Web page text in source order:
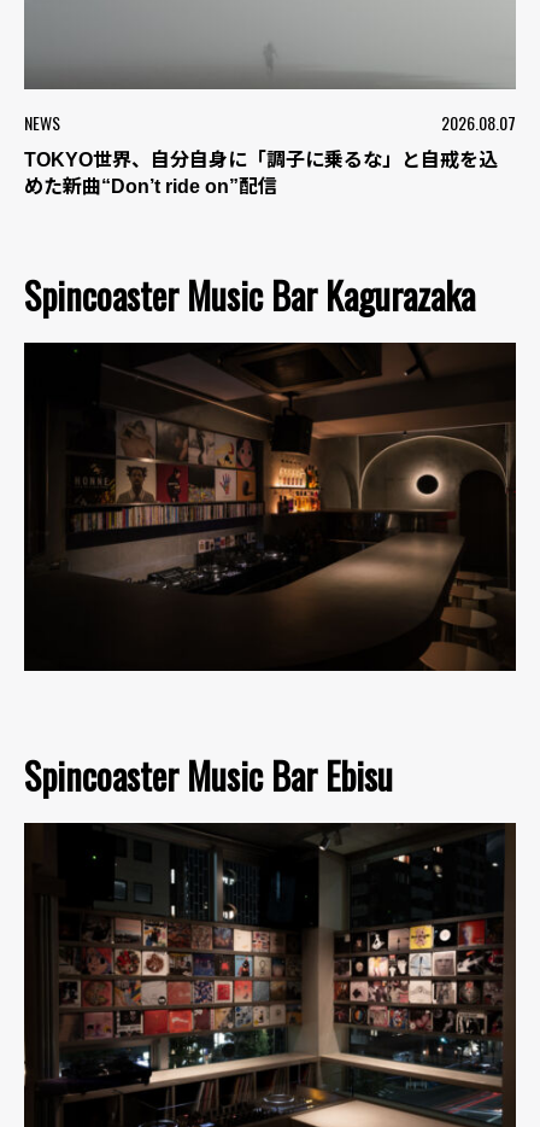
NEWS 2026.08.07
TOKYO世界、自分自身に「調子に乗るな」と自戒を込
めた新曲“Don’t ride on”配信
Spincoaster Music Bar Kagurazaka
Spincoaster Music Bar Ebisu